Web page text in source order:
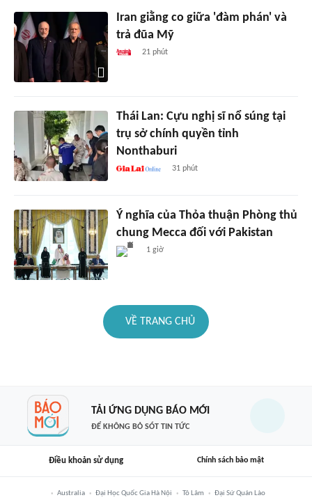
Iran giằng co giữa 'đàm phán' và
trả đũa Mỹ
21 phút
Thái Lan: Cựu nghị sĩ nổ súng tại
trụ sở chính quyền tỉnh
Nonthaburi
31 phút
Ý nghĩa của Thỏa thuận Phòng thủ
chung Mecca đối với Pakistan
1 giờ
VỀ TRANG CHỦ
TẢI ỨNG DỤNG BÁO MỚI
ĐỂ KHÔNG BỎ SÓT TIN TỨC
Điều khoản sử dụng Chính sách bảo mật
Australia Đại Học Quốc Gia Hà Nội Tô Lâm Đại Sứ Quán Lào